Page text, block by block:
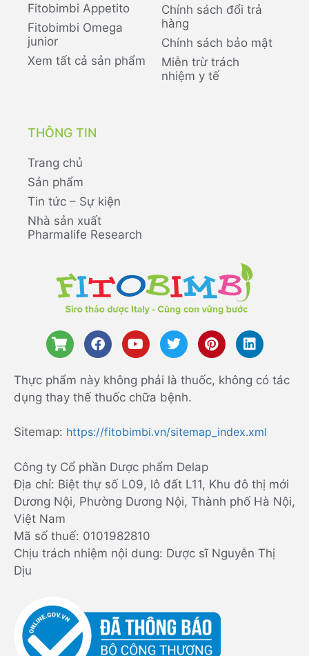
Fitobimbi Appetito
Fitobimbi Omega
junior
Xem tất cả sản phẩm
Chính sách đổi trả
hàng
Chính sách bảo mật
Miễn trừ trách
nhiệm y tế
THÔNG TIN
Trang chủ
Sản phẩm
Tin tức – Sự kiện
Nhà sản xuất
Pharmalife Research
Thực phẩm này không phải là thuốc, không có tác
dụng thay thế thuốc chữa bệnh.
Sitemap: https://fitobimbi.vn/sitemap_index.xml
Công ty Cổ phần Dược phẩm Delap
Địa chỉ: Biệt thự số L09, lô đất L11, Khu đô thị mới
Dương Nội, Phường Dương Nội, Thành phố Hà Nội,
Việt Nam
Mã số thuế: 0101982810
Chịu trách nhiệm nội dung: Dược sĩ Nguyễn Thị
Dịu